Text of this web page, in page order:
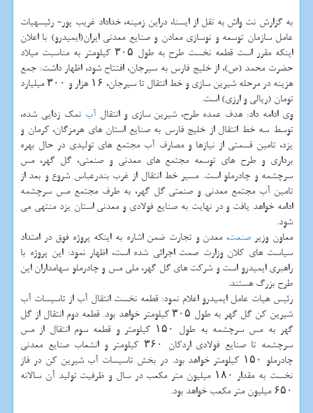
به گزارش نت واش به نقل از ایسنا، دراین زمینه، خداداد غریب پور- رئیسهیات
عامل سازمان توسعه و نوسازی معادن و صنایع معدنی ایران(ایمیدرو) با اعلان
اینکه مقرر است قطعه نخست طرح به طول ۳۰۵ کیلومتر به مناسبت میلاد
حضرت محمد (ص)، از خلیج فارس به سیرجان، افتتاح شود، اظهار داشت: جمع
هزینه در مرحله شیرین سازی و خط انتقال تا سیرجان، ۱۶ هزار و ۳۰۰ میلیارد
تومان (ریالی و ارزی) است.
وی ادامه داد: هدف عمده طرح، شیرین سازی و انتقالآب نمک زدایی شده،
توسط سه خط انتقال از خلیج فارس به صنایع استان های هرمزگان، کرمان و
یزد، تامین قسمتی از نیازها و مصارف آب مجتمع های تولیدی در حال بهره
برداری و طرح های توسعه مجتمع های معدنی و صنعتی، گل گهر، مس
سرچشمه و چادرملو است. مسیر خط انتقال از غرب بندرعباس شروع و بعد از
تامین آب مجتمع معدنی و صنعتی گل گهر، به طرف مجتمع مس سرچشمه
ادامه خواهد یافت و در نهایت به صنایع فولادی و معدنی استان یزد منتهی می
شود.
معاون وزیرصنعت، معدن و تجارت ضمن اشاره به اینکه پروژه فوق در امتداد
سیاست های کلان وزارت صمت اجرائی شده است، اظهار نمود: این پروژه با
راهبری ایمیدرو است و شرکت های گل گهر، ملی مس و چادرملو سهامداران این
طرح بزرگ هستند.
رئیس هیات عامل ایمیدرو اعلام نمود: قطعه نخست انتقال آب از تاسیسات آب
شیرین کن گل گهر به طول ۳۰۵ کیلومتر خواهد بود. قطعه دوم انتقال از گل
گهر به مس سرچشمه به طول ۱۵۰ کیلومتر و قطعه سوم انتقال از مس
سرچشمه تا صنایع فولادی اردکان ۳۶۰ کیلومتر و انشعاب صنایع معدنی
چادرملو ۱۵۰ کیلومتر خواهد بود. در بخش تاسیسات آب شیرین کن در فاز
نخست به مقدار ۱۸۰ میلیون متر مکعب در سال و ظرفیت تولید آن سالانه
۶۵۰ میلیون متر مکعب خواهد بود.